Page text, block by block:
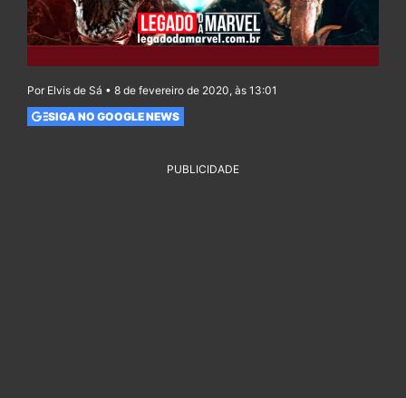
Por Elvis de Sá • 8 de fevereiro de 2020, às 13:01
SIGA NO GOOGLE NEWS
PUBLICIDADE